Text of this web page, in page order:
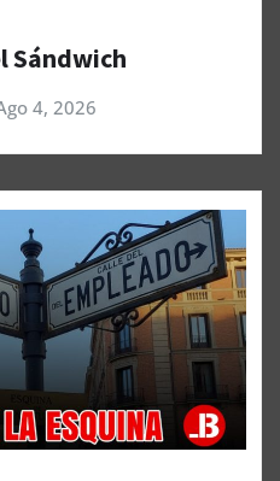
Sándwich
4, 2026